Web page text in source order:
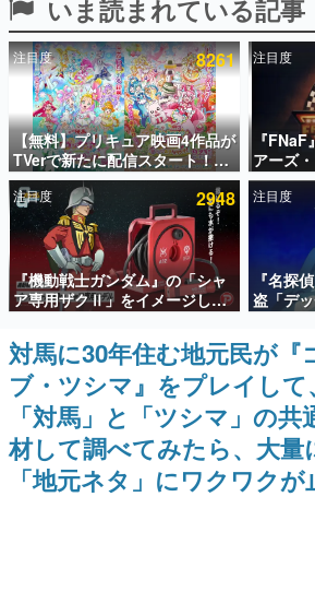
ピックアップ
電ファミのいま読まれている記事ランキン
アプリセール情報
インタビュー
連載・特集一覧
殿堂入り記事
SNS拡散数が数千以上！ ページ
ど。多くの人々に読まれた、電
事をまとめました。
ゲームの企画書
名作ゲームクリエイターの方々
聞きし、ヒットする企画（ゲー
きます。
赫本
この物語を解いてはいけない。
の形をした短編ホラー小説集で
いま読まれている記事
注目度 8261
【無料】プリキュア映画4作品が
TVerで新たに配信スタート！な
んと2018年～2024年の映画ほぼ
すべてが見放題に、ぶっちゃけ
ありえないラインナップ
注目度
『
アーズ
リカの
Dream
事だけ
没入型
注目度 2948
『機動戦士ガンダム』の「シャ
ア専用ザクⅡ」をイメージした
散水ホースリールが予約開始。
本体にはシャアのパーソナルマ
ークやジオン公国軍のエンブレ
ム、型式番号などを配置
注目度
『名探
盗「デ
キャス
明。『
界生活
シスマ
対馬に30年住む地元民が『
ブ・ツシマ』をプレイして
「対馬」と「ツシマ」の
材して調べてみたら、大量
「地元ネタ」にワクワク